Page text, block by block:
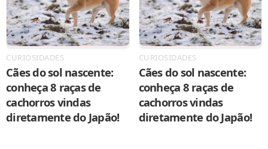
CURIOSIDADES
Cães do sol nascente:
conheça 8 raças de
cachorros vindas
diretamente do Japão!
CURIOSIDADES
Cães do sol nascente:
conheça 8 raças de
cachorros vindas
diretamente do Japão!